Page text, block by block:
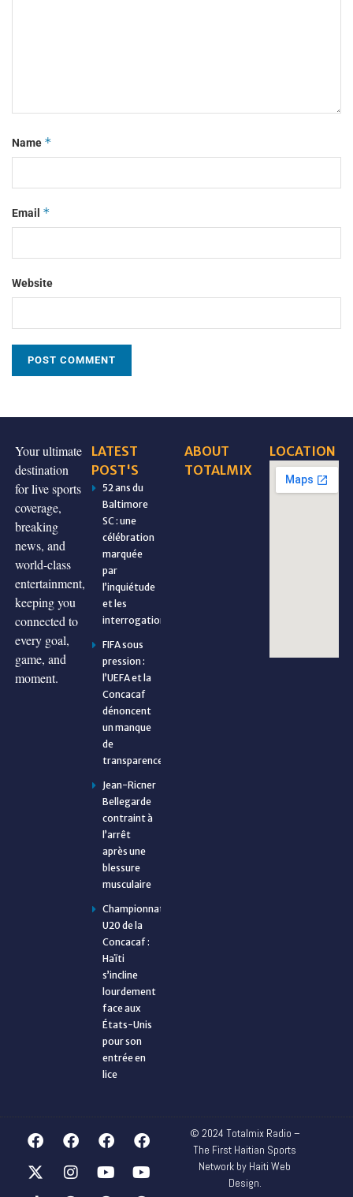
Name *
Email *
Website
Your ultimate
destination
for live sports
coverage,
breaking
news, and
world-class
entertainment,
keeping you
connected to
every goal,
game, and
moment.
LATEST
POST'S
52 ans du
Baltimore
SC : une
célébration
marquée
par
l’inquiétude
et les
interrogations
FIFA sous
pression :
l’UEFA et la
Concacaf
dénoncent
un manque
de
transparence
Jean-Ricner
Bellegarde
contraint à
l’arrêt
après une
blessure
musculaire
Championnat
U20 de la
Concacaf :
Haïti
s’incline
lourdement
face aux
États-Unis
pour son
entrée en
lice
ABOUT
TOTALMIX
LOCATION
© 2024 Totalmix Radio –
The First Haitian Sports
Network by Haiti Web
Design.